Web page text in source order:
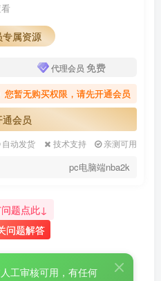
专属资源
代理会员 免费
您暂无购买权限，请先开通会员
通会员
自动发货 技术支持 亲测可用
pc电脑端nba2k
题点此↓
问题解答
工审核可用，有任何